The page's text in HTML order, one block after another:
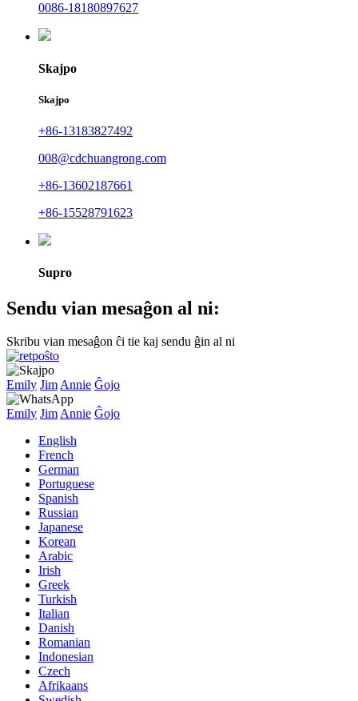
0086-18180897627
Skajpo
Skajpo
+86-13183827492
008@cdchuangrong.com
+86-13602187661
+86-15528791623
Supro
Sendu vian mesaĝon al ni:
Skribu vian mesaĝon ĉi tie kaj sendu ĝin al ni
Emily JimAnnie Ĝojo
Emily JimAnnie Ĝojo
English
French
German
Portuguese
Spanish
Russian
Japanese
Korean
Arabic
Irish
Greek
Turkish
Italian
Danish
Romanian
Indonesian
Czech
Afrikaans